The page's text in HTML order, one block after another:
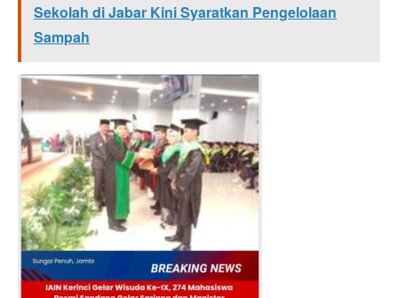
Sekolah di Jabar Kini Syaratkan Pengelolaan
Sampah